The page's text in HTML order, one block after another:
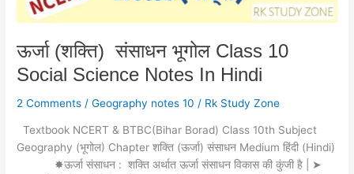
ऊर्जा (शक्ति) संसाधन भूगोल Class 10
Social Science Notes In Hindi
2 Comments /Geography notes 10 / Rk Study Zone
Textbook NCERT & BTBC(Bihar Borad) Class 10th Subject
Geography (भूगोल) Chapter शक्ति (ऊर्जा) संसाधन Medium हिंदी (Hindi)
✸ऊर्जा संसाधन : शक्ति अर्थात ऊर्जा संसाधन विकास की कुंजी है | ➤
In
Hindi